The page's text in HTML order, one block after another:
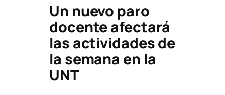
Un nuevo paro
docente afectará
las actividades de
la semana en la
UNT